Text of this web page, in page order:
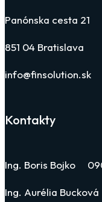
Panónska cesta 21
851 04 Bratislava
info@finsolution.sk
Kontakty
Ing. Boris Bojko
Ing. Aurélia